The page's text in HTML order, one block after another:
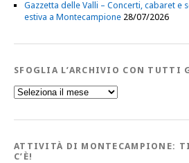
Gazzetta delle Valli – Concerti, cabaret e
estiva a Montecampione 28/07/2026
SFOGLIA L’ARCHIVIO CON TUTTI
Sfoglia
l’Archivio
tutti
Articoli
ATTIVITÀ DI MONTECAMPIONE:
C’È!